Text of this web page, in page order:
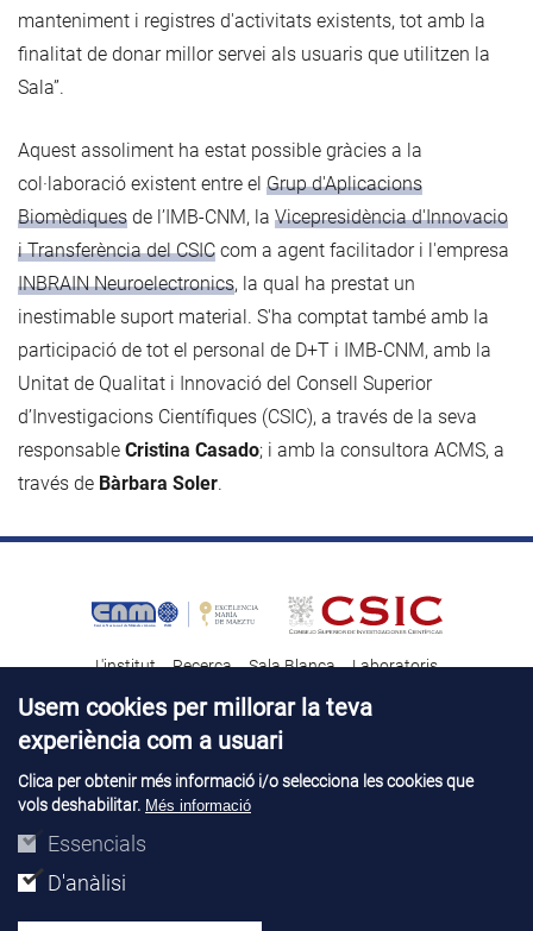
manteniment i registres d'activitats existents, tot amb la
finalitat de donar millor servei als usuaris que utilitzen la
Sala”.
Aquest assoliment ha estat possible gràcies a la
col·laboració existent entre el Grup d'Aplicacions
Biomèdiques de l’IMB-CNM, la Vicepresidència d'Innovacio
i Transferència del CSIC com a agent facilitador i l'empresa
INBRAIN Neuroelectronics, la qual ha prestat un
inestimable suport material. S'ha comptat també amb la
participació de tot el personal de D+T i IMB-CNM, amb la
Unitat de Qualitat i Innovació del Consell Superior
d’Investigacions Científiques (CSIC), a través de la seva
responsable Cristina Casado; i amb la consultora ACMS, a
través de Bàrbara Soler.
L'institut Recerca Sala Blanca
Laboratoris
Transferència tecnològica
Notícies & Divulgació
Contacte Talent
Avís legal Perfil del contractant
Usem cookies per millorar la teva
experiència com a usuari
Clica per obtenir més informació i/o selecciona les cookies que
vols deshabilitar. Més informació
Essencials
D'anàlisi